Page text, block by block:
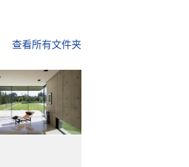
查看所有文件夹